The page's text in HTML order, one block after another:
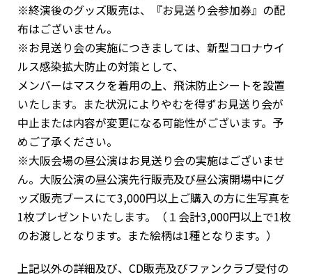
※終演後のグッズ販売は、『お見送り会参加券』の配
布はございません。
※お見送り会の実施につきましては、新型コロナウイ
ルス感染拡大防止の対策として、
メンバーはマスクを着用の上、飛沫防止シートを設置
いたします。また状況によりやむを得ずお見送り会が
中止または内容が変更になる可能性がございます。予
めご了承ください。
※大阪会場の昼公演はお見送り会の実施はございませ
ん。大阪公演の昼公演先行販売及び昼公演開場中にグ
ッズ販売ブースにて3,000円以上ご購入の方に生写真を
1枚プレゼントいたします。（１会計3,000円以上で1枚
のお渡しとなります。また絵柄は1種となります。）
上記以外の詳細及び、CD販売及びファンクラブ受付の